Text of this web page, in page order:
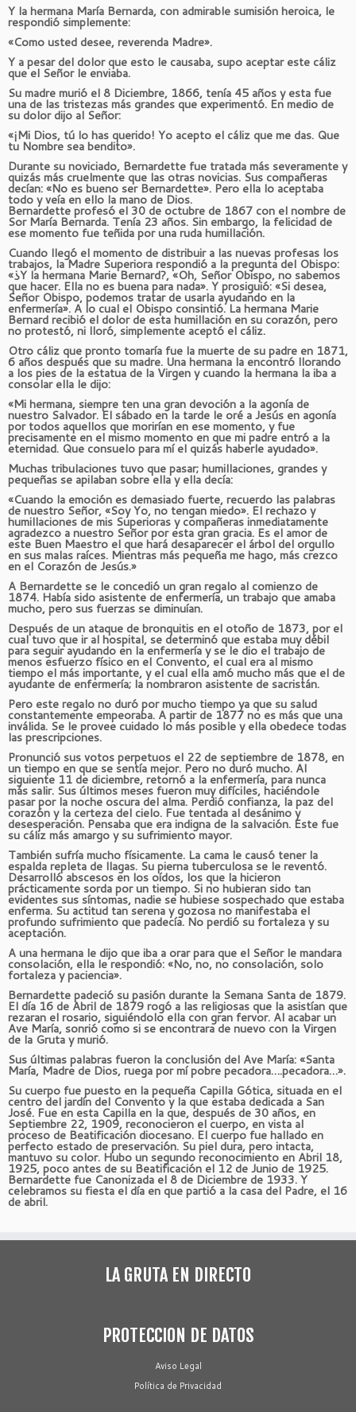
Y la hermana María Bernarda, con admirable sumisión heroica, le
respondió simplemente:
«Como usted desee, reverenda Madre».
Y a pesar del dolor que esto le causaba, supo aceptar este cáliz
que el Señor le enviaba.
Su madre murió el 8 Diciembre, 1866, tenía 45 años y esta fue
una de las tristezas más grandes que experimentó. En medio de
su dolor dijo al Señor:
«¡Mi Dios, tú lo has querido! Yo acepto el cáliz que me das. Que
tu Nombre sea bendito».
Durante su noviciado, Bernardette fue tratada más severamente y
quizás más cruelmente que las otras novicias. Sus compañeras
decían: «No es bueno ser Bernardette». Pero ella lo aceptaba
todo y veía en ello la mano de Dios.
Bernardette profesó el 30 de octubre de 1867 con el nombre de
Sor María Bernarda. Tenía 23 años. Sin embargo, la felicidad de
ese momento fue teñida por una ruda humillación.
Cuando llegó el momento de distribuir a las nuevas profesas los
trabajos, la Madre Superiora respondió a la pregunta del Obispo:
«¿Y la hermana Marie Bernard?, «Oh, Señor Obispo, no sabemos
que hacer. Ella no es buena para nada». Y prosiguió: «Si desea,
Señor Obispo, podemos tratar de usarla ayudando en la
enfermería». A lo cual el Obispo consintió. La hermana Marie
Bernard recibió el dolor de esta humillación en su corazón, pero
no protestó, ni lloró, simplemente aceptó el cáliz.
Otro cáliz que pronto tomaría fue la muerte de su padre en 1871,
6 años después que su madre. Una hermana la encontró llorando
a los pies de la estatua de la Virgen y cuando la hermana la iba a
consolar ella le dijo:
«Mi hermana, siempre ten una gran devoción a la agonía de
nuestro Salvador. El sábado en la tarde le oré a Jesús en agonía
por todos aquellos que morirían en ese momento, y fue
precisamente en el mismo momento en que mi padre entró a la
eternidad. Que consuelo para mí el quizás haberle ayudado».
Muchas tribulaciones tuvo que pasar; humillaciones, grandes y
pequeñas se apilaban sobre ella y ella decía:
«Cuando la emoción es demasiado fuerte, recuerdo las palabras
de nuestro Señor, «Soy Yo, no tengan miedo». El rechazo y
humillaciones de mis Superioras y compañeras inmediatamente
agradezco a nuestro Señor por esta gran gracia. Es el amor de
este Buen Maestro el que hará desaparecer el árbol del orgullo
en sus malas raíces. Mientras más pequeña me hago, más crezco
en el Corazón de Jesús.»
A Bernardette se le concedió un gran regalo al comienzo de
1874. Había sido asistente de enfermería, un trabajo que amaba
mucho, pero sus fuerzas se diminuían.
Después de un ataque de bronquitis en el otoño de 1873, por el
cual tuvo que ir al hospital, se determinó que estaba muy débil
para seguir ayudando en la enfermería y se le dio el trabajo de
menos esfuerzo físico en el Convento, el cual era al mismo
tiempo el más importante, y el cual ella amó mucho más que el de
ayudante de enfermería; la nombraron asistente de sacristán.
Pero este regalo no duró por mucho tiempo ya que su salud
constantemente empeoraba. A partir de 1877 no es más que una
inválida. Se le provee cuidado lo más posible y ella obedece todas
las prescripciones.
Pronunció sus votos perpetuos el 22 de septiembre de 1878, en
un tiempo en que se sentía mejor. Pero no duró mucho. Al
siguiente 11 de diciembre, retornó a la enfermería, para nunca
más salir. Sus últimos meses fueron muy difíciles, haciéndole
pasar por la noche oscura del alma. Perdió confianza, la paz del
corazón y la certeza del cielo. Fue tentada al desánimo y
desesperación. Pensaba que era indigna de la salvación. Este fue
su cáliz más amargo y su sufrimiento mayor.
También sufría mucho físicamente. La cama le causó tener la
espalda repleta de llagas. Su pierna tuberculosa se le reventó.
Desarrolló abscesos en los oídos, los que la hicieron
prácticamente sorda por un tiempo. Si no hubieran sido tan
evidentes sus síntomas, nadie se hubiese sospechado que estaba
enferma. Su actitud tan serena y gozosa no manifestaba el
profundo sufrimiento que padecía. No perdió su fortaleza y su
aceptación.
A una hermana le dijo que iba a orar para que el Señor le mandara
consolación, ella le respondió: «No, no, no consolación, solo
fortaleza y paciencia».
Bernardette padeció su pasión durante la Semana Santa de 1879.
El día 16 de Abril de 1879 rogó a las religiosas que la asistían que
rezaran el rosario, siguiéndolo ella con gran fervor. Al acabar un
Ave María, sonrió como si se encontrara de nuevo con la Virgen
de la Gruta y murió.
Sus últimas palabras fueron la conclusión del Ave María: «Santa
María, Madre de Dios, ruega por mí pobre pecadora….pecadora…».
Su cuerpo fue puesto en la pequeña Capilla Gótica, situada en el
centro del jardín del Convento y la que estaba dedicada a San
José. Fue en esta Capilla en la que, después de 30 años, en
Septiembre 22, 1909, reconocieron el cuerpo, en vista al
proceso de Beatificación diocesano. El cuerpo fue hallado en
perfecto estado de preservación. Su piel dura, pero intacta,
mantuvo su color. Hubo un segundo reconocimiento en Abril 18,
1925, poco antes de su Beatificación el 12 de Junio de 1925.
Bernardette fue Canonizada el 8 de Diciembre de 1933. Y
celebramos su fiesta el día en que partió a la casa del Padre, el 16
de abril.
LA GRUTA EN DIRECTO
PROTECCION DE DATOS
Aviso Legal
Política de Privacidad